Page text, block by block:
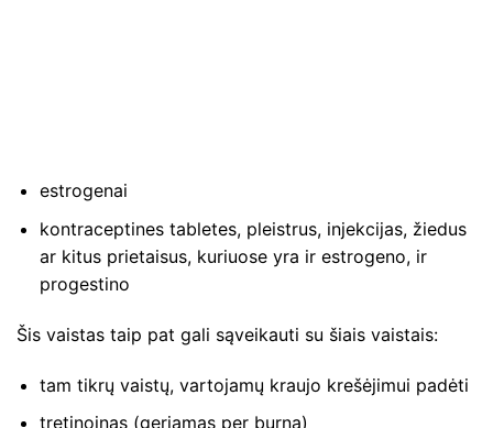
estrogenai
kontraceptines tabletes, pleistrus, injekcijas, žiedus
ar kitus prietaisus, kuriuose yra ir estrogeno, ir
progestino
Šis vaistas taip pat gali sąveikauti su šiais vaistais:
tam tikrų vaistų, vartojamų kraujo krešėjimui padėti
tretinoinas (geriamas per burną)